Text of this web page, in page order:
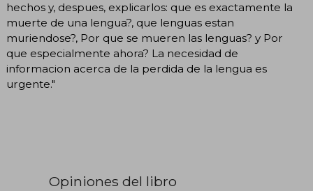
hechos y, despues, explicarlos: que es exactamente la
muerte de una lengua?, que lenguas estan
muriendose?, Por que se mueren las lenguas? y Por
que especialmente ahora? La necesidad de
informacion acerca de la perdida de la lengua es
urgente."
Opiniones del libro